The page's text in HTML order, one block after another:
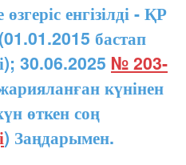
енгізілді - ҚР
(01.01.2015 бастап
30.06.2025 № 203-
күнінен
өткен соң
) Заңдарымен.